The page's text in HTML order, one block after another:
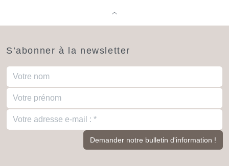
S’abonner à la newsletter